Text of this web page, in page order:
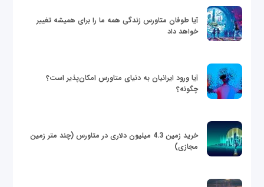
آیا طوفان متاورس زندگی همه ما را برای همیشه تغییر
خواهد داد
آیا ورود ایرانیان به دنیای متاورس امکان‌پذیر است؟
چگونه؟
خرید زمین 4.3 میلیون دلاری در متاورس (چند متر زمین
مجازی)